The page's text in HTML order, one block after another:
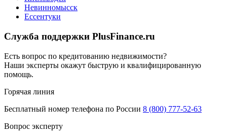
Невинномысск
Ессентуки
Служба поддержки PlusFinance.ru
Есть вопрос по кредитованию недвижимости?
Наши эксперты окажут быструю и квалифицированную
помощь.
Горячая линия
Бесплатный номер телефона по России 8 (800) 777-52-63
Вопрос эксперту